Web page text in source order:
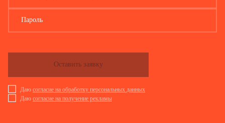
Пароль
Даю согласие на обработку персональных данных
Даю согласие на получение рекламы
Оставить заявку